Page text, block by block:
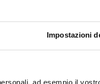
Impostazioni